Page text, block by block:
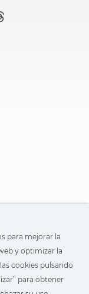
para mejorar la
web y optimizar
para mejorar la
y optimizar la
cookies pulsando
para obtener